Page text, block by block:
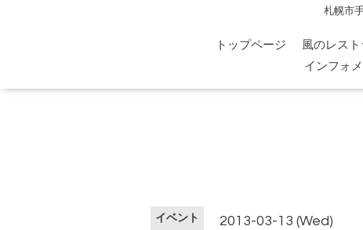
札幌市
トップページ 風のレス
インフォ
イベント 2013-03-13 (Wed)